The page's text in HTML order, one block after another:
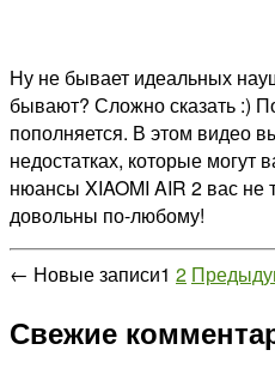
Ну не бывает идеальных
бывают? Сложно сказать :)
пополняется. В этом видео
недостатках, которые могут
нюансы XIAOMI AIR 2 вас не
довольны по-любому!
Пагинация
записей
← Новыезаписи1 2
Свежие